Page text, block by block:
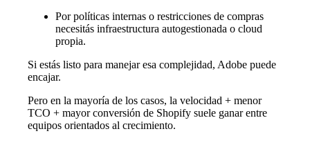
Por políticas internas o restricciones de compras
necesitás infraestructura autogestionada o cloud
propia.
Si estás listo para manejar esa complejidad, Adobe puede
encajar.
Pero en la mayoría de los casos, la velocidad + menor
TCO + mayor conversión de Shopify suele ganar entre
equipos orientados al crecimiento.